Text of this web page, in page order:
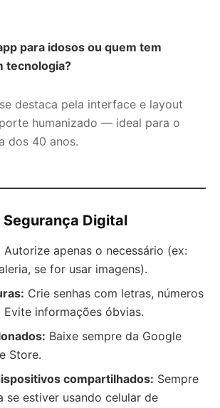
para idosos ou quem tem
tecnologia?
destaca pela interface e layout
humanizado — ideal para o
dos 40 anos.
Segurança Digital
Autorize apenas o necessário (ex:
se for usar imagens).
Crie senhas com letras, números
Evite informações óbvias.
Baixe sempre da Google
Store.
compartilhados: Sempre
se estiver usando celular de